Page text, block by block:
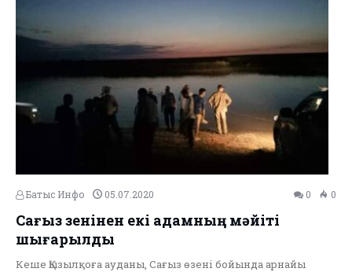
Батыс Инфо 05.07.2020 0 0
Сағыз өзенінен екі адамның мәйіті
шығарылды
Кеше Қызылқоға ауданы, Сағыз өзені бойында арнайы